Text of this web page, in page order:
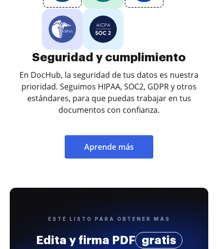
Seguridad y cumplimiento
En DocHub, la seguridad de tus datos es nuestra
prioridad. Seguimos HIPAA, SOC2, GDPR y otros
estándares, para que puedas trabajar en tus
documentos con confianza.
Aprende más
ESTÉ LISTO PARA OBTENER MÁS
Edita y firma PDF gratis